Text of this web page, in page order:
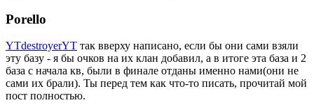
Porello
YTdestroyerYT так вверху написано, если бы они сами взяли
эту базу - я бы очков на их клан добавил, а в итоге эта база и 2
база с начала кв, были в финале отданы именно нами(они не
сами их брали). Ты перед тем как что-то писать, прочитай мой
пост полностью.